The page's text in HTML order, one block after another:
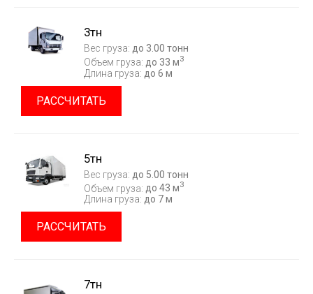
3тн
Вес груза: до 3.00 тонн
Объем груза: до 33 м3
Длина груза: до 6 м
РАССЧИТАТЬ
5тн
Вес груза: до 5.00 тонн
Объем груза: до 43 м3
Длина груза: до 7 м
РАССЧИТАТЬ
7тн